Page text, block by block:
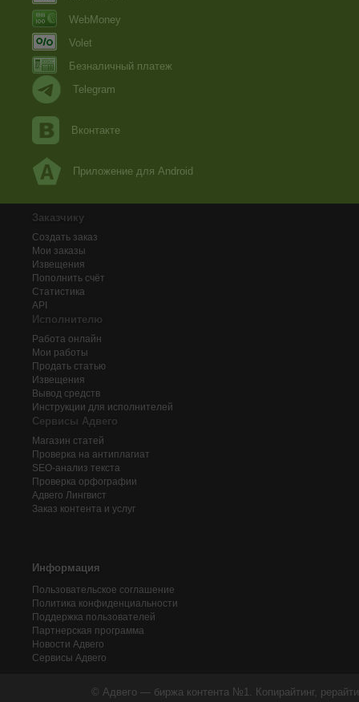
WebMoney
Volet
Безналичный платеж
Telegram
Вконтакте
Приложение для Android
Заказчику
Создать заказ
Мои заказы
Извещения
Пополнить счёт
Статистика
API
Исполнителю
Работа онлайн
Мои работы
Продать статью
Извещения
Вывод средств
Инструкции для исполнителей
Сервисы Адвего
Магазин статей
Проверка на антиплагиат
SEO-анализ текста
Проверка орфографии
Адвего Лингвист
Заказ контента и услуг
Информация
Пользовательское соглашение
Политика конфиденциальности
Поддержка пользователей
Партнерская программа
Новости Адвего
Сервисы Адвего
© Адвего — биржа контента №1. Копирайтинг,